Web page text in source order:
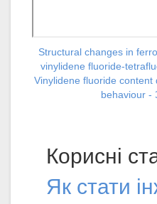
Structural changes in
vinylidene fluoride-
Vinylidene fluoride
behaviour -
Корисні
Як стати